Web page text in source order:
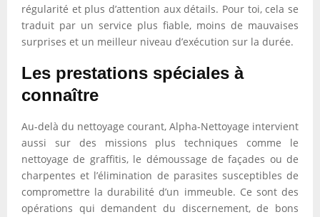
régularité et plus d’attention aux détails. Pour toi, cela se
traduit par un service plus fiable, moins de mauvaises
surprises et un meilleur niveau d’exécution sur la durée.
Les prestations spéciales à
connaître
Au-delà du nettoyage courant, Alpha-Nettoyage intervient
aussi sur des missions plus techniques comme le
nettoyage de graffitis, le démoussage de façades ou de
charpentes et l’élimination de parasites susceptibles de
compromettre la durabilité d’un immeuble. Ce sont des
opérations qui demandent du discernement, de bons